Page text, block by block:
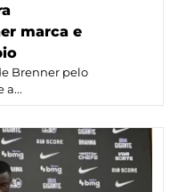
marca e
Brenner pelo
a...